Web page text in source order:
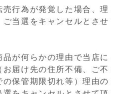
行為が発覚した場合、理
当選をキャンセルとさせ
が何らかの理由で当店に
届け先の住所不備、ご不
保管期限切れ等）理由の